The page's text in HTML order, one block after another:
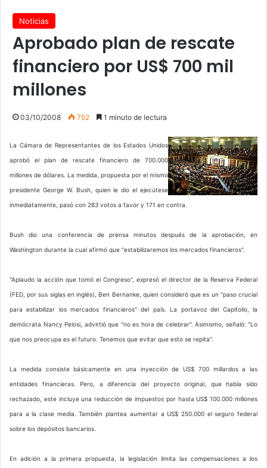
Noticias
Aprobado plan de rescate
financiero por US$ 700 mil
millones
03/10/2008 752 1 minuto de lectura
La Cámara de Representantes de los Estados Unidos
aprobó el plan de rescate financiero de 700.000
millones de dólares. La medida, propuesta por el mismo
presidente George W. Bush, quien le dio el ejecútese
inmediatamente, pasó con 263 votos a favor y 171 en contra.
Bush dio una conferencia de prensa minutos después de la aprobación, en
Washington durante la cual afirmó que "estabilizaremos los mercados financieros".
"Aplaudo la acción que tomó el Congreso", expresó el director de la Reserva Federal
(FED, por sus siglas en inglés), Ben Bernanke, quien consideró que es un "paso crucial
para estabilizar los mercados financieros" del país. La portavoz del Capitolio, la
demócrata Nancy Pelosi, advirtió que "no es hora de celebrar". Asimismo, señaló: "Lo
que nos preocupa es el futuro. Tenemos que evitar que esto se repita".
La medida consiste básicamente en una inyección de US$ 700 millardos a las
entidades financieras. Pero, a diferencia del proyecto original, que había sido
rechazado, este incluye una reducción de impuestos por hasta US$ 100.000 millones
para a la clase media. También plantea aumentar a US$ 250.000 el seguro federal
sobre los depósitos bancarios.
En adición a la primera propuesta, la legislación limita las compensaciones a los